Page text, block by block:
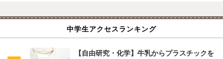
中学生アクセスランキング
【自由研究・化学】牛乳からプラスチックを